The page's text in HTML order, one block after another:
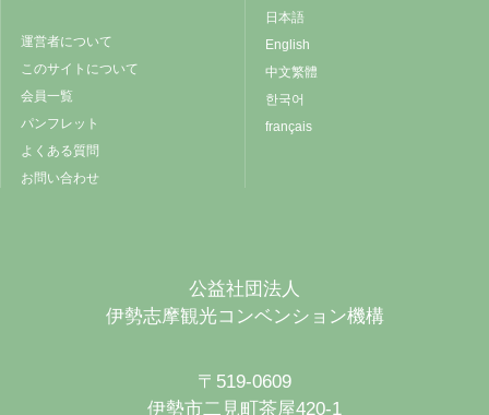
運営者について
このサイトについて
会員一覧
パンフレット
よくある質問
お問い合わせ
日本語
English
中文繁體
한국어
français
公益社団法人
伊勢志摩観光コンベンション機構
〒519-0609
伊勢市二見町茶屋420-1